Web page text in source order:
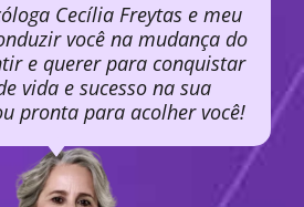
Cecília Freytas e meu
você na mudança do
e querer para conquistar
vida e sucesso na sua
pronta para acolher você!